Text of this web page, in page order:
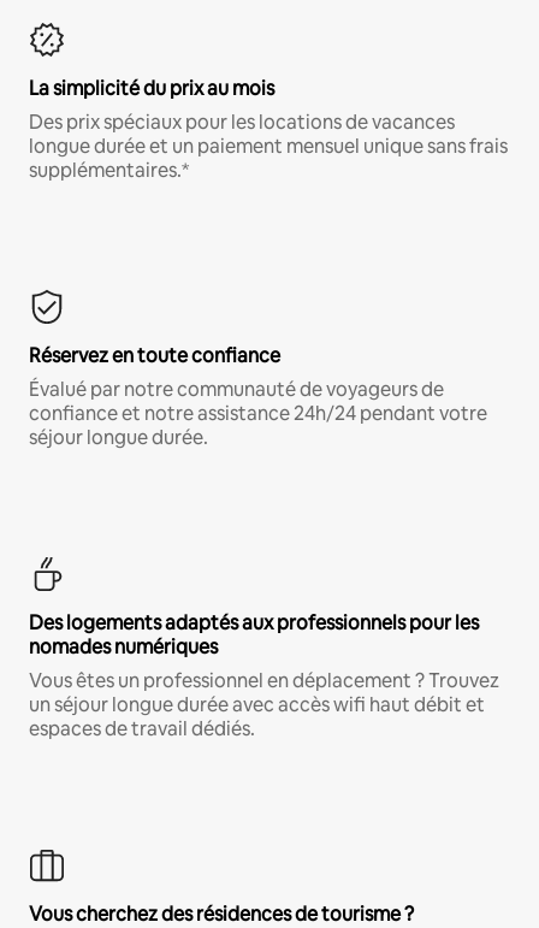
La simplicité du prix au mois
Des prix spéciaux pour les locations de vacances
longue durée et un paiement mensuel unique sans frais
supplémentaires.*
Réservez en toute confiance
Évalué par notre communauté de voyageurs de
confiance et notre assistance 24h/24 pendant votre
séjour longue durée.
Des logements adaptés aux professionnels pour les
nomades numériques
Vous êtes un professionnel en déplacement ? Trouvez
un séjour longue durée avec accès wifi haut débit et
espaces de travail dédiés.
Vous cherchez des résidences de tourisme ?